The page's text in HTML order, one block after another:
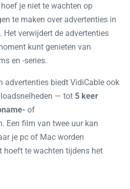
je niet te wachten op
te maken over advertenties in
Het verwijdert de advertenties
kunt genieten van
en -series.
advertenties biedt VidiCable ook
— tot 5 keer
of
Een film van twee uur kan
je pc of Mac worden
hoeft te wachten tijdens het